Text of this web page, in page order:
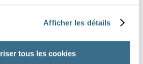
Afficher les détails
tous les cookies